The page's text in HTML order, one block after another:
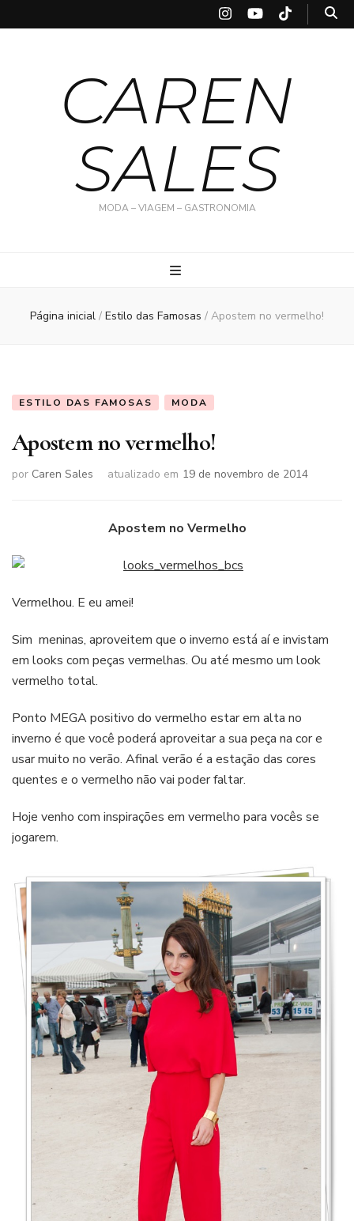
CAREN
SALES
MODA – VIAGEM – GASTRONOMIA
Página inicial / Estilo das Famosas / Apostem no vermelho!
ESTILO DAS FAMOSAS MODA
Apostem no vermelho!
por Caren Sales atualizado em 19 de novembro de 2014
Apostem no Vermelho
Vermelhou. E eu amei!
Sim meninas, aproveitem que o inverno está aí e invistam
em looks com peças vermelhas. Ou até mesmo um look
vermelho total.
Ponto MEGA positivo do vermelho estar em alta no
inverno é que você poderá aproveitar a sua peça na cor e
usar muito no verão. Afinal verão é a estação das cores
quentes e o vermelho não vai poder faltar.
Hoje venho com inspirações em vermelho para vocês se
jogarem.